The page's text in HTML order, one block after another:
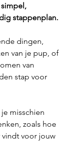
stappenplan.
dingen,
van je pup, of
van
stap voor
misschien
zoals hoe
voor jouw